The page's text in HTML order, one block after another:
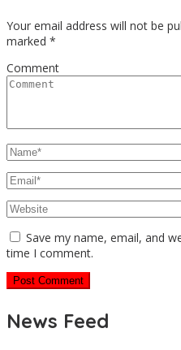
Your email address will not be
marked *
Comment
Save my name, email, and
time I comment.
News Feed